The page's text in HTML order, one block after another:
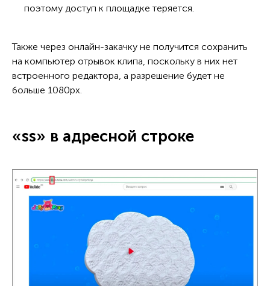
поэтому доступ к площадке теряется.
Также через онлайн-закачку не получится сохранить
на компьютер отрывок клипа, поскольку в них нет
встроенного редактора, а разрешение будет не
больше 1080px.
«ss» в адресной строке